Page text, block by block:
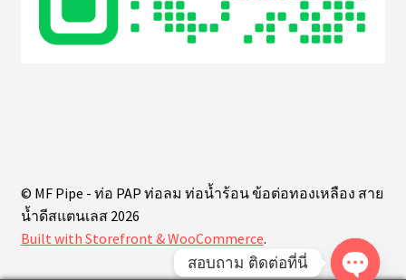
© MF Pipe - ท่อ PAP ท่อลม ท่อน้ำร้อน ข้อต่อทองเหลือง สาย
น้ำดีสแตนเลส 2026
Built with Storefront & WooCommerce.
สอบถาม ติดต่อที่นี่